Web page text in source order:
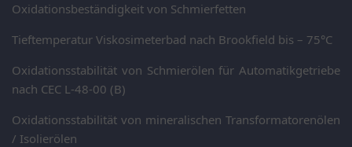
Oxidationsbeständigkeit von Schmierfetten
Tieftemperatur Viskosimeterbad nach Brookfield bis – 75°C
Oxidationsstabilität von Schmierölen für Automatikgetriebe
nach CEC L-48-00 (B)
Oxidationsstabilität von mineralischen Transformatorenölen
/ Isolierölen